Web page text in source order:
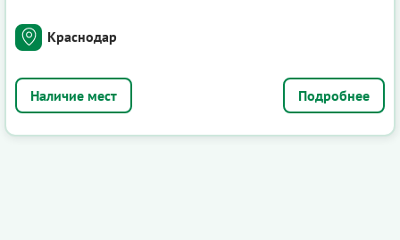
Краснодар
Подробнее